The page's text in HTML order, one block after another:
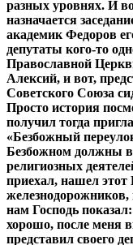
разных уровнях. И
назначается
академик Федоров
депутаты кого-то
Православной
Алексий, и вот,
Советского Союза
Просто история
получил тогда
«Безбожный
Безбожном должны
религиозных
приехал, нашел
железнодорожников,
нам Господь
хорошо, после меня
представил своего